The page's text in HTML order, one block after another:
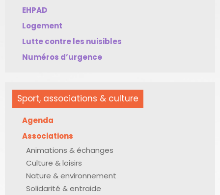
EHPAD
Logement
Lutte contre les nuisibles
Numéros d’urgence
Sport, associations & culture
Agenda
Associations
Animations & échanges
Culture & loisirs
Nature & environnement
Solidarité & entraide